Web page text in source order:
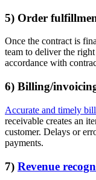
5) Order
Once the contract is
team to deliver the
accordance with
6) Billing/
Accurate and timely
receivable creates an
customer. Delays or
payments.
7) Revenue